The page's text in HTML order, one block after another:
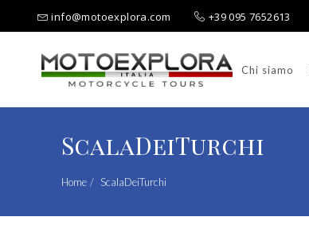
info@motoexplora.com +39 095 7652613
Chi siamo
Ricerca per:
ScalaDeiTurchi
Home ScalaDeiTurchi